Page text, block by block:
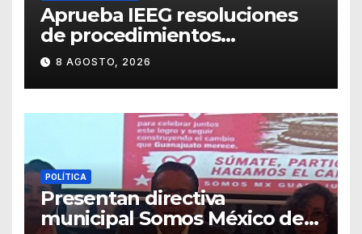
Aprueba IEEG resoluciones
de procedimientos
sancionadores
8 AGOSTO, 2026
POLÍTICA
Presentan directiva
municipal Somos México de